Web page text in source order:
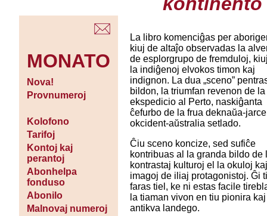
MONATO
Nova!
Provnumeroj
Kolofono
Tarifoj
Kontoj kaj
perantoj
Abonhelpa
fonduso
Abonilo
Malnovaj numeroj
La libro komenciĝas per
kiuj de altaĵo observadas la
de esplorgrupo de fremduloj,
la indiĝenoj elvokos timon kaj
indignon. La dua „sceno”
bildon, la triumfan revenon de la
ekspedicio al Perto, naskiĝanta
ĉefurbo de la frua deknaŭa-
okcident-aŭstralia setlado.
Ĉiu sceno koncize, sed sufiĉe
kontribuas al la granda bildo de
kontrastaj kulturoj el la okuloj
imagoj de iliaj protagonistoj. Ĝi
faras tiel, ke ni estas facile
la tiaman vivon en tiu pionira kaj
antikva landego.